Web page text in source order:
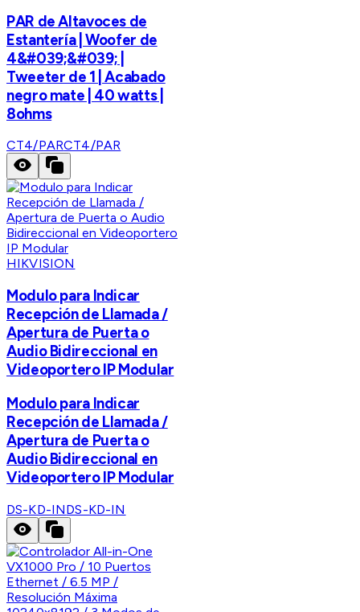
PAR de Altavoces de
Estantería | Woofer de
4&#039;&#039; |
Tweeter de 1 | Acabado
negro mate | 40 watts |
8ohms
CT4/PARCT4/PAR
HIKVISION
Modulo para Indicar
Recepción de Llamada /
Apertura de Puerta o
Audio Bidireccional en
Videoportero IP Modular
Modulo para Indicar
Recepción de Llamada /
Apertura de Puerta o
Audio Bidireccional en
Videoportero IP Modular
DS-KD-INDS-KD-IN